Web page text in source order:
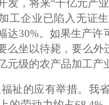
发，将来“千亿元产
工企业已陷入无证
达30%。如果生产
么坐以待毙，要么
元级的农产品加工产
祉的应有举措。我